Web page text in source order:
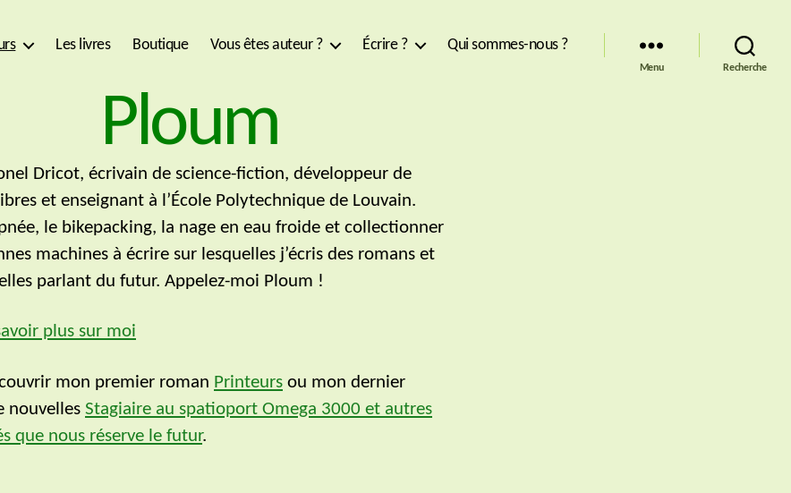
Les livres Boutique Vous êtes auteur ? Écrire ? Qui sommes-nous ?
Menu Recherche
Ploum
Dricot, écrivain de science-fiction, développeur de
et enseignant à l’École Polytechnique de Louvain.
le bikepacking, la nage en eau froide et collectionner
machines à écrire sur lesquelles j’écris des romans et
parlant du futur. Appelez-moi Ploum !
plus sur moi
mon premier roman Printeurs ou mon dernier
nouvelles Stagiaire au spatioport Omega 3000 et autres
que nous réserve le futur.